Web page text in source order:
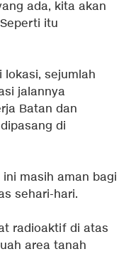
ada, kita akan
itu
sejumlah
jalannya
Batan dan
di
masih aman bagi
sehari-hari.
radioaktif di atas
area tanah